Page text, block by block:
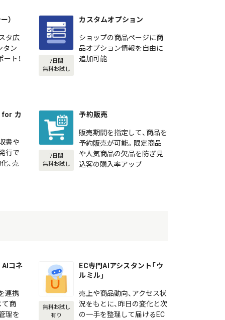
）
タ広
タン
ト！
7日間
無料お試し
カスタムオプション
ショップの商品ページに商
品オプション情報を自由に
追加可能
for カ
書や
行で
、売
7日間
無料お試し
予約販売
販売期間を指定して、商品を
予約販売が可能。限定商品
や人気商品の欠品を防ぎ見
込客の購入率アップ
AIコネ
連携
て商
理を
無料お試し
有り
EC専門AIアシスタント「ウ
ルミル」
売上や商品動向、アクセス状
況をもとに、昨日の変化と次
の一手を整理して届けるEC